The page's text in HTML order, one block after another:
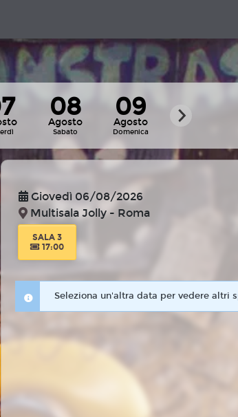
08
Agosto
Sabato
09
Agosto
Domenica
Giovedì 06/08/2026
Multisala Jolly - Roma
SALA 3
17:00
Seleziona un'altra data per vedere altri